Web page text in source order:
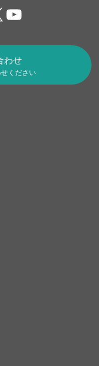
YouTube
わせ
ください